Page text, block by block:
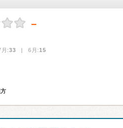
－
:33 | 6月:15